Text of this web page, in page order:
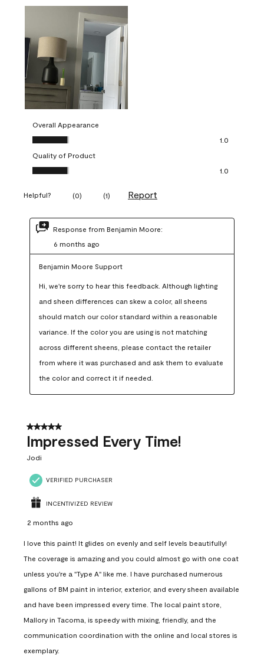
Overall Appearance
Overall Appearance, 1.0 out of 5
1.0
Quality of Product
Quality of Product, 1.0 out of 5
1.0
Helpful? (0) (1) Report
Response from Benjamin Moore:
6 months ago
Benjamin Moore Support
Hi, we're sorry to hear this feedback. Although lighting
and sheen differences can skew a color, all sheens
should match our color standard within a reasonable
variance. If the color you are using is not matching
across different sheens, please contact the retailer
from where it was purchased and ask them to evaluate
the color and correct it if needed.
5 out of 5 stars.
Impressed Every Time!
Jodi
VERIFIED PURCHASER
INCENTIVIZED REVIEW
2 months ago
I love this paint! It glides on evenly and self levels beautifully!
The coverage is amazing and you could almost go with one coat
unless you're a "Type A" like me. I have purchased numerous
gallons of BM paint in interior, exterior, and every sheen available
and have been impressed every time. The local paint store,
Mallory in Tacoma, is speedy with mixing, friendly, and the
communication coordination with the online and local stores is
exemplary.